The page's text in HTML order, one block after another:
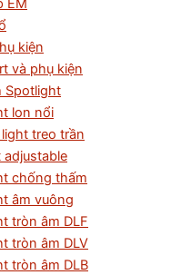
EM
kiện
và phụ kiện
Spotlight
lon nổi
treo trần
chống thấm
âm vuông
tròn âm DLF
tròn âm DLV
tròn âm DLB